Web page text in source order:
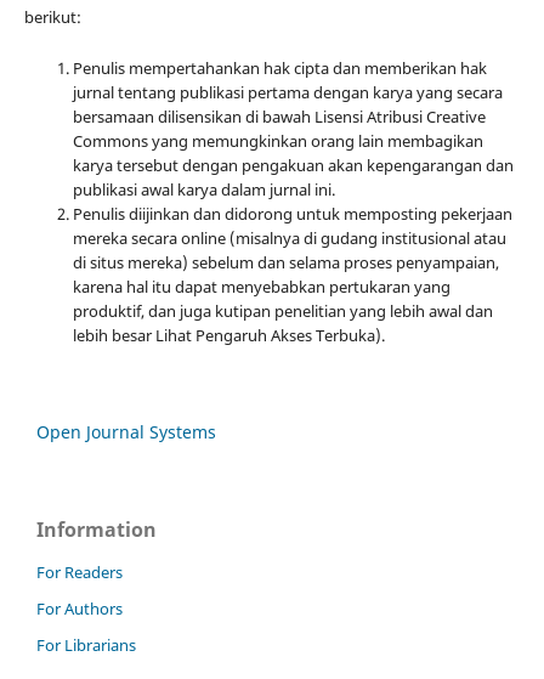
berikut:
Penulis mempertahankan hak cipta dan memberikan hak
jurnal tentang publikasi pertama dengan karya yang secara
bersamaan dilisensikan di bawah Lisensi Atribusi Creative
Commons yang memungkinkan orang lain membagikan
karya tersebut dengan pengakuan akan kepengarangan dan
publikasi awal karya dalam jurnal ini.
Penulis diijinkan dan didorong untuk memposting pekerjaan
mereka secara online (misalnya di gudang institusional atau
di situs mereka) sebelum dan selama proses penyampaian,
karena hal itu dapat menyebabkan pertukaran yang
produktif, dan juga kutipan penelitian yang lebih awal dan
lebih besar Lihat Pengaruh Akses Terbuka).
Open Journal Systems
Information
For Readers
For Authors
For Librarians